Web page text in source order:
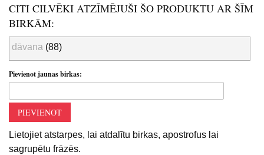
CITI CILVĒKI ATZĪMĒJUŠI ŠO PRODUKTU AR ŠĪM
BIRKĀM:
dāvana (88)
Pievienot jaunas birkas:
PIEVIENOT
Lietojiet atstarpes, lai atdalītu birkas, apostrofus lai
sagrupētu frāzēs.